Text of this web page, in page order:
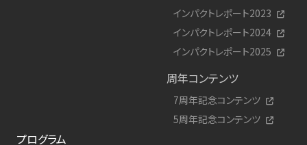
インパクトレポート2023
インパクトレポート2024
インパクトレポート2025
周年コンテンツ
7周年記念コンテンツ
5周年記念コンテンツ
プログラム